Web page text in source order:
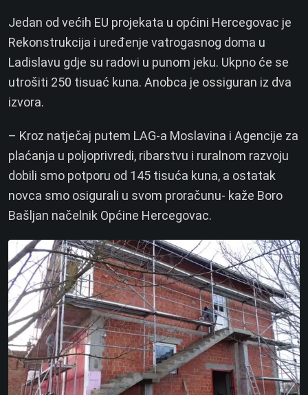
Jedan od većih EU projekata u općini Hercegovac je
Rekonstrukcija i uređenje vatrogasnog doma u
Ladislavu gdje su radovi u punom jeku. Ukpno će se
utrošiti 250 tisuać kuna. Anobca je ossiguran iz dva
izvora.
– Kroz natječaj putem LAG-a Moslavina i Agencije za
plaćanja u poljoprivredi, ribarstvu i ruralnom razvoju
dobili smo potporu od 145 tisuća kuna, a ostatak
novca smo osigurali u svom proračunu- kaže Boro
Bašljan načelnik Općine Hercegovac.